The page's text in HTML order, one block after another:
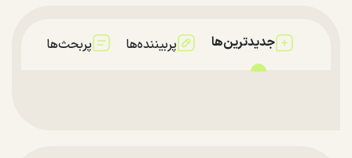
جدیدترین‌ها پربیننده‌ها پربحث‌ها